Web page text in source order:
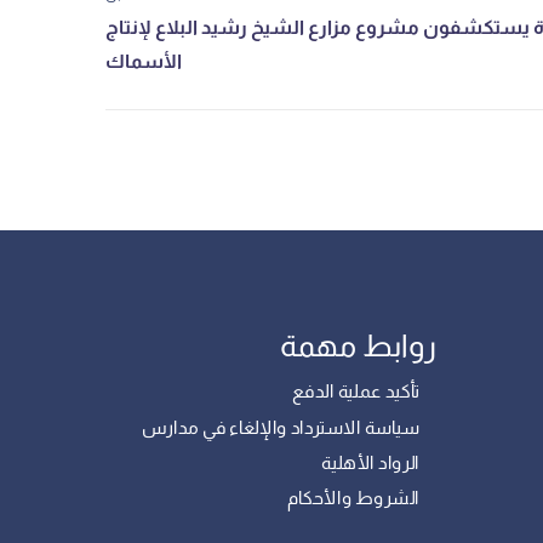
روابط مهمة
تأكيد عملية الدفع
سياسة الاسترداد والإلغاء في مدارس
الرواد الأهلية
الشروط والأحكام